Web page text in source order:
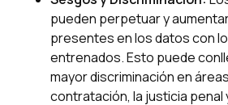
pueden perpetuar y
presentes en los datos con
entrenados. Esto puede
mayor discriminación en
contratación, la justicia penal